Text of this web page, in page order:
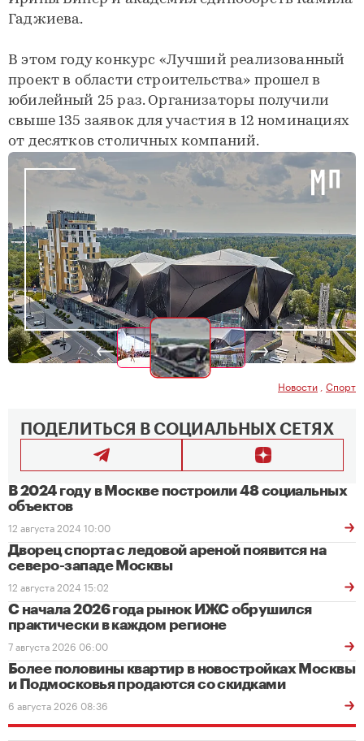
Гаджиева.
В этом году конкурс «Лучший реализованный
проект в области строительства» прошел в
юбилейный 25 раз. Организаторы получили
свыше 135 заявок для участия в 12 номинациях
от десятков столичных компаний.
Новости Спорт
ПОДЕЛИТЬСЯ В СОЦИАЛЬНЫХ СЕТЯХ
В 2024 году в Москве построили 48 социальных
объектов
12 августа 2024 10:00
Дворец спорта с ледовой ареной появится на
северо-западе Москвы
12 августа 2024 15:02
С начала 2026 года рынок ИЖС обрушился
практически в каждом регионе
7 августа 2026 06:00
Более половины квартир в новостройках Москвы
и Подмосковья продаются со скидками
6 августа 2026 08:36